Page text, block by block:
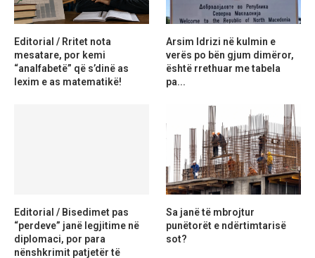
Editorial / Rritet nota
mesatare, por kemi
“analfabetë” që s’dinë as
lexim e as matematikë!
Arsim Idrizi në kulmin e
verës po bën gjum dimëror,
është rrethuar me tabela
pa...
Editorial / Bisedimet pas
“perdeve” janë legjitime në
diplomaci, por para
nënshkrimit patjetër të
Sa janë të mbrojtur
punëtorët e ndërtimtarisë
sot?